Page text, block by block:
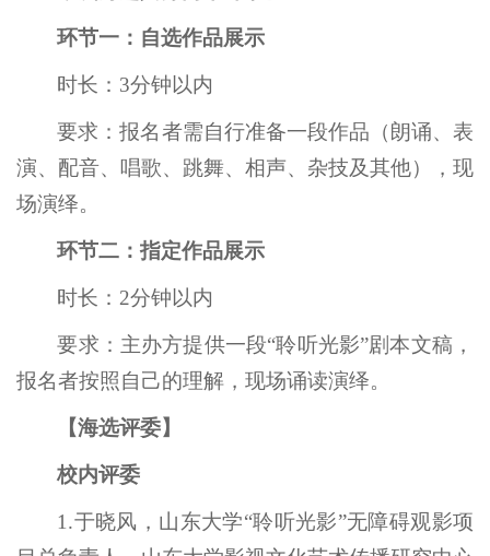
环节一：自选作品展示
时长：3分钟以内
要求：报名者需自行准备一段作品（朗诵、表
演、配音、唱歌、跳舞、相声、杂技及其他），现
场演绎。
环节二：指定作品展示
时长：2分钟以内
要求：主办方提供一段“聆听光影”剧本文稿，
报名者按照自己的理解，现场诵读演绎。
【海选评委】
校内评委
1.于晓风，山东大学“聆听光影”无障碍观影项